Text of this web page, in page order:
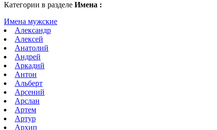
Категории в разделе Имена :
Имена мужские
Александр
Алексей
Анатолий
Андрей
Аркадий
Антон
Альберт
Арсений
Арслан
Артем
Артур
Архип